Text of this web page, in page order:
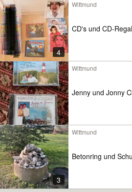
4
Wittmund
CD's und CD-
Wittmund
Jenny und Jonny
3
Wittmund
Betonring und